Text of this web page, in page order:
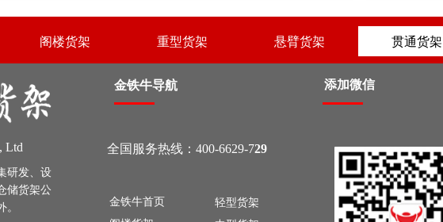
是为了提高仓库空间的利用率，为客户带来的全新存储选择！
可达到80%左
于横向尺寸较
存储密度大对
高的仓库。
Ltd
金铁牛导航
全国服务热线：400-6629-729
金铁牛首页
轻型货架
添加微信
研发、设
储货架公
。
阁楼货架 重型货架 悬臂货架 贯通货架